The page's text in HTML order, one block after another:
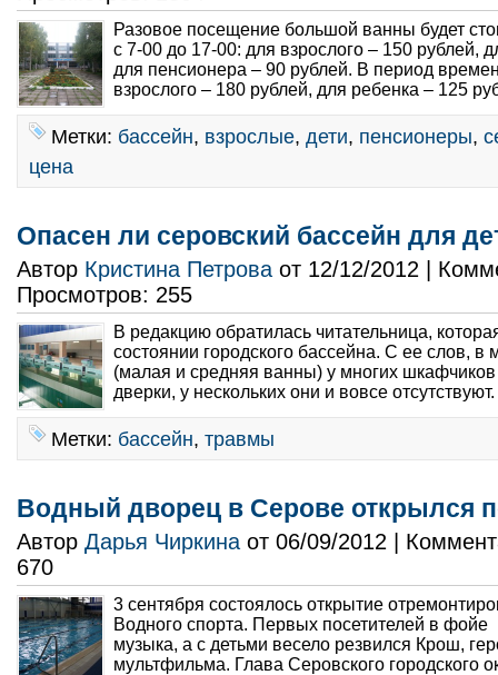
Разовое посещение большой ванны будет
с 7-00 до 17-00: для взрослого – 150 рублей,
для пенсионера – 90 рублей. В период
взрослого – 180 рублей, для ребенка – 125
Метки: бассейн, взрослые, дети, пенсионеры,
цена
Опасен ли серовский бассейн для
Автор Кристина Петрова от 12/12/2012 |
Просмотров: 255
В редакцию обратилась читательница,
состоянии городского бассейна. С ее слов, в
(малая и средняя ванны) у многих
дверки, у нескольких они и вовсе
Метки: бассейн, травмы
Водный дворец в Серове открылся
Автор Дарья Чиркина от 06/09/2012 |
670
3 сентября состоялось открытие
Водного спорта. Первых посетителей в фойе
музыка, а с детьми весело резвился Крош,
мультфильма. Глава Серовского городского